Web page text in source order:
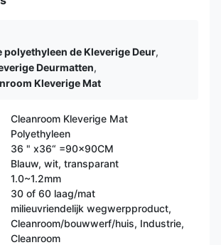
polyethyleen de Kleverige Deur,
Deurmatten,
Kleverige Mat
Cleanroom Kleverige Mat
Polyethyleen
36 " x36“ =90x90CM
Blauw, wit, transparant
1.0~1.2mm
30 of 60 laag/mat
milieuvriendelijk wegwerpproduct,
Cleanroom/bouwwerf/huis, Industrie,
Cleanroom